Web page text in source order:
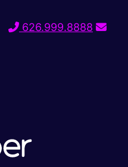
626.999.8888